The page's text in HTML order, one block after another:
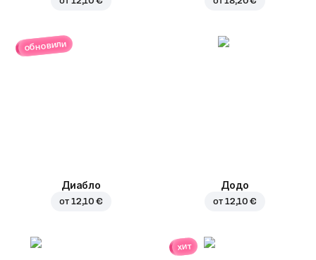
обновили
Диабло
от 12,10 €
Додо
от 12,10 €
хит